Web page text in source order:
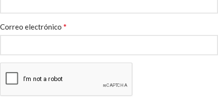
Correo electrónico *